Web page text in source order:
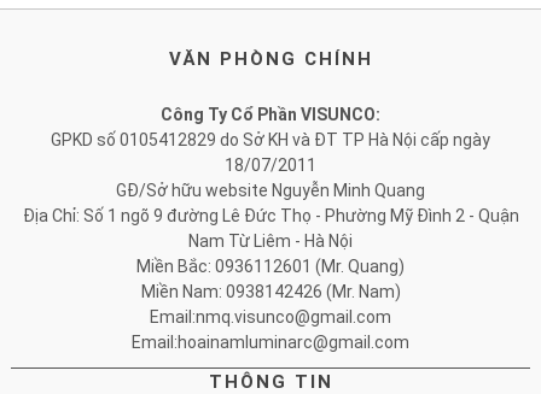
VĂN PHÒNG CHÍNH
Công Ty Cổ Phần VISUNCO:
GPKD số 0105412829 do Sở KH và ĐT TP Hà Nội cấp ngày
18/07/2011
GĐ/Sở hữu website Nguyễn Minh Quang
Địa Chỉ: Số 1 ngõ 9 đường Lê Đức Thọ - Phường Mỹ Đình 2 - Quận
Nam Từ Liêm - Hà Nội
Miền Bắc: 0936112601 (Mr. Quang)
Miền Nam: 0938142426 (Mr. Nam)
Email:nmq.visunco@gmail.com
Email:hoainamluminarc@gmail.com
THÔNG TIN